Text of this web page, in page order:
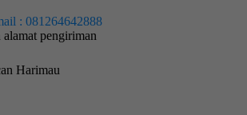
: 081264642888
pengiriman
Harimau